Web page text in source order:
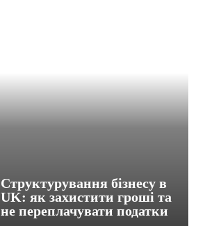
Структурування бізнесу в
UK: як захистити гроші та
не переплачувати податки